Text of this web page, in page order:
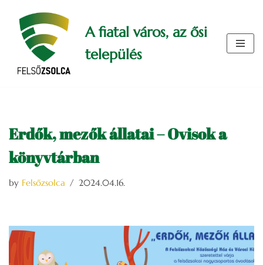
Skip
content
A fiatal város, az ősi
település
Erdők, mezők állatai – Ovisok a
könyvtárban
by Felsőzsolca 2024.04.16.